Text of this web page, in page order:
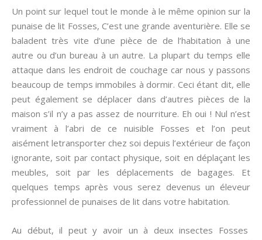
Un point sur lequel tout le monde à le même opinion sur la
punaise de lit Fosses, C’est une grande aventurière. Elle se
baladent très vite d’une pièce de de l’habitation à une
autre ou d’un bureau à un autre. La plupart du temps elle
attaque dans les endroit de couchage car nous y passons
beaucoup de temps immobiles à dormir. Ceci étant dit, elle
peut également se déplacer dans d’autres pièces de la
maison s’il n’y a pas assez de nourriture. Eh oui ! Nul n’est
vraiment à l’abri de ce nuisible Fosses et l’on peut
aisément letransporter chez soi depuis l’extérieur de façon
ignorante, soit par contact physique, soit en déplaçant les
meubles, soit par les déplacements de bagages. Et
quelques temps après vous serez devenus un éleveur
professionnel de punaises de lit dans votre habitation.
Au début, il peut y avoir un à deux insectes Fosses